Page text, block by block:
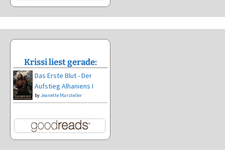
Krissi liest gerade:
Das Erste Blut - Der
Aufstieg Alhaniens I
byJeanette Marsteller